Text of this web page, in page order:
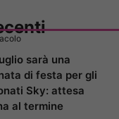
sarà una
di festa per gli
Sky: attesa
al termine